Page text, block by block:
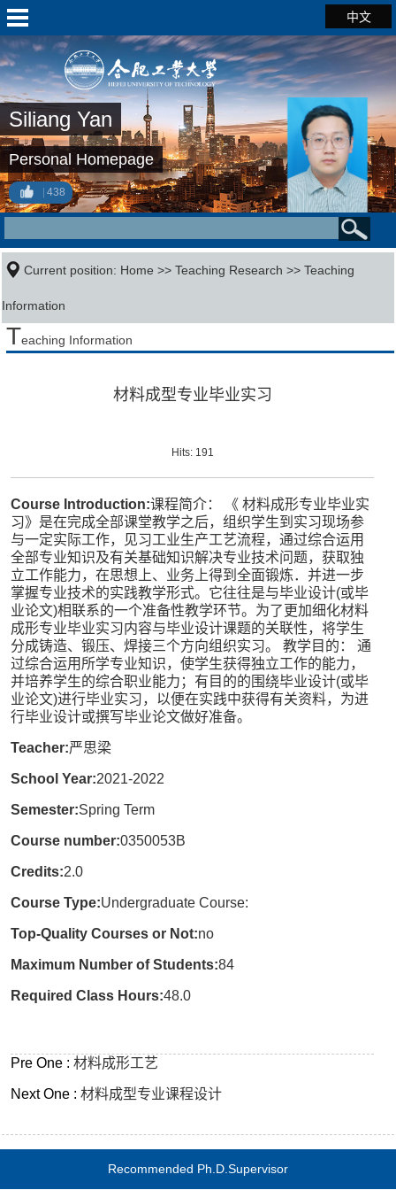
中文
Siliang Yan
Personal Homepage
438
Current position: Home >>Teaching Research >>Teaching
Information
Teaching Information
材料成型专业毕业实习
Hits: 191
Course Introduction:课程简介： 《 材料成形专业毕业实
习》是在完成全部课堂教学之后，组织学生到实习现场参
与一定实际工作，见习工业生产工艺流程，通过综合运用
全部专业知识及有关基础知识解决专业技术问题，获取独
立工作能力，在思想上、业务上得到全面锻炼．并进一步
掌握专业技术的实践教学形式。它往往是与毕业设计(或毕
业论文)相联系的一个准备性教学环节。为了更加细化材料
成形专业毕业实习内容与毕业设计课题的关联性，将学生
分成铸造、锻压、焊接三个方向组织实习。 教学目的： 通
过综合运用所学专业知识，使学生获得独立工作的能力，
并培养学生的综合职业能力；有目的的围绕毕业设计(或毕
业论文)进行毕业实习，以便在实践中获得有关资料，为进
行毕业设计或撰写毕业论文做好准备。
Teacher:严思梁
School Year:2021-2022
Semester:Spring Term
Course number:0350053B
Credits:2.0
Course Type:Undergraduate Course:
Top-Quality Courses or Not:no
Maximum Number of Students:84
Required Class Hours:48.0
Pre One :材料成形工艺
Next One :材料成型专业课程设计
Recommended Ph.D.Supervisor